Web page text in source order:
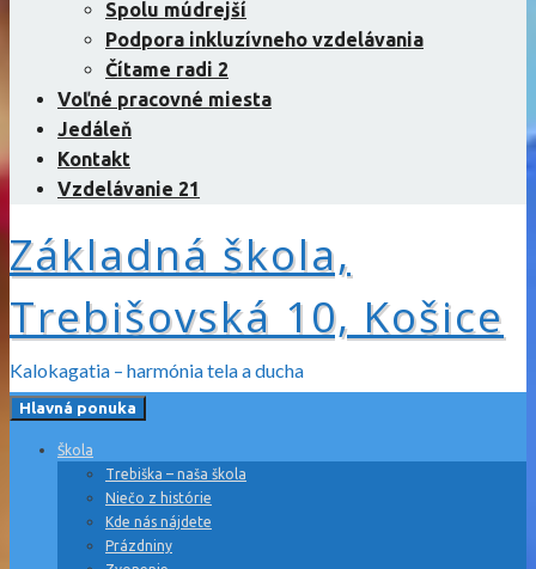
Spolu múdrejší
Podpora inkluzívneho vzdelávania
Čítame radi 2
Voľné pracovné miesta
Jedáleň
Kontakt
Vzdelávanie 21
Základná škola,
Trebišovská 10, Košice
Kalokagatia – harmónia tela a ducha
Hlavná ponuka
Škola
Trebiška – naša škola
Niečo z histórie
Kde nás nájdete
Prázdniny